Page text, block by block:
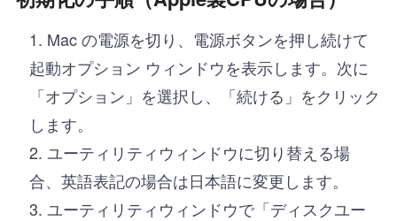
Mac の電源を切り、電源ボタンを押し続けて
起動オプション ウィンドウを表示します。次に
「オプション」を選択し、「続ける」をクリック
します。
ユーティリティウィンドウに切り替える場
合、英語表記の場合は日本語に変更します。
ユーティリティウィンドウで「ディスクユー